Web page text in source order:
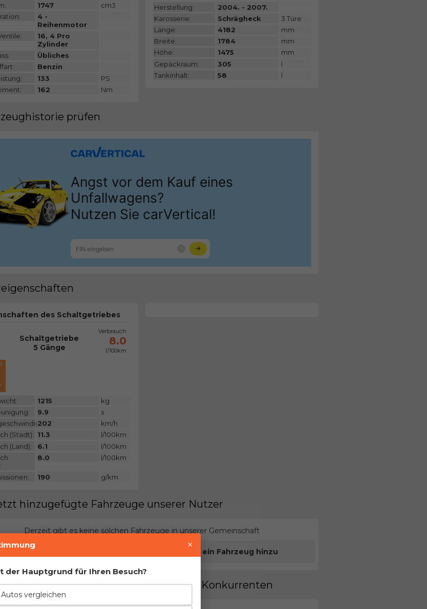
1747
cm3
4 -
Reihenmotor
16, 4 Pro
Zylinder
Übliches
Benzin
133
PS
162 Nm
Herstellung:
2004. - 2007.
Karosserie:
Schrägheck
3 Türe
Länge:
4182
mm
Breite:
1784
mm
Höhe:
1475
mm
Gepäckraum:
305
l
Tankinhalt:
58 l
prüfen
des Schaltgetriebes
Schaltgetriebe
5 Gänge
Verbrauch
8.0
l/100km
1215
kg
9.9
s
202
km/h
(Stadt): 11.3
l/100km
(Land):
6.1
l/100km
8.0 l/100km
190 g/km
hinzugefügte Fahrzeuge unserer Nutzer
Derzeit gibt es keine solchen Fahrzeuge in unserer Gemeinschaft
Treten Sie der Gemeinschaft bei und fügen Sie ein Fahrzeug hinzu
Nachteile im Vergleich zur direkten Konkurrenten
×
der Hauptgrund für Ihren Besuch?
vergleichen